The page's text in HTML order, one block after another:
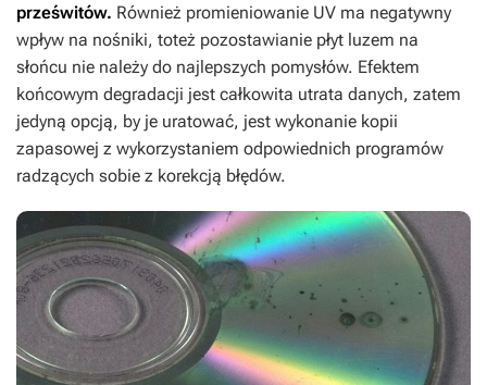
prześwitów. Również promieniowanie UV ma negatywny
wpływ na nośniki, toteż pozostawianie płyt luzem na
słońcu nie należy do najlepszych pomysłów. Efektem
końcowym degradacji jest całkowita utrata danych, zatem
jedyną opcją, by je uratować, jest wykonanie kopii
zapasowej z wykorzystaniem odpowiednich programów
radzących sobie z korekcją błędów.